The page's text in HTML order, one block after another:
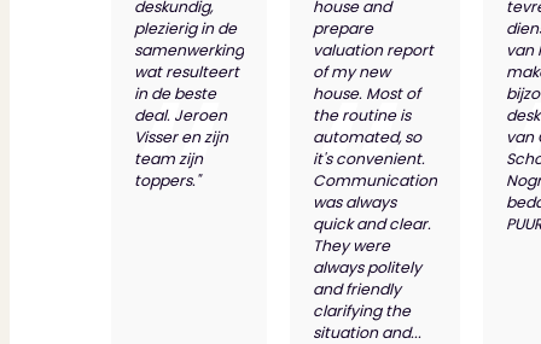
Partners
Maak gebruik van ons netwerk
Verenigingen
PUUR* is aangesloten bij...
deskundig,
plezierig in de
samenwerking
wat resulteert
in de beste
deal. Jeroen
Visser en zijn
team zijn
toppers."
house and
prepare
valuation report
of my new
house. Most of
the routine is
automated, so
it's convenient.
Communication
was always
quick and clear.
They were
always politely
and friendly
clarifying the
situation and...
van
van